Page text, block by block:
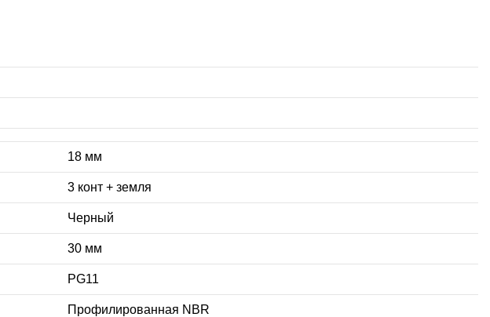
18 мм
3 конт + земля
Черный
30 мм
PG11
Профилированная NBR